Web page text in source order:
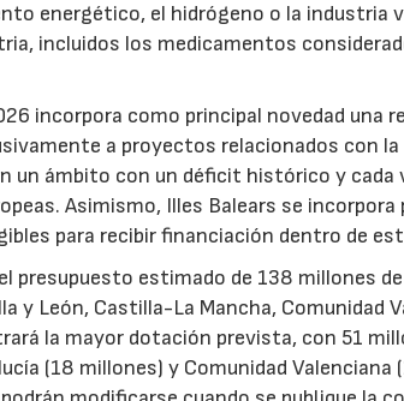
energético, el hidrógeno o la industria
incluidos los medicamentos
incorpora como principal novedad una
a proyectos relacionados con
un ámbito con un déficit histórico y
Asimismo, Illes Balears se
para recibir financiación dentro de
presupuesto estimado de 138 millones
y León, Castilla-La Mancha, Comunidad
la mayor dotación prevista, con 51
(18 millones) y Comunidad